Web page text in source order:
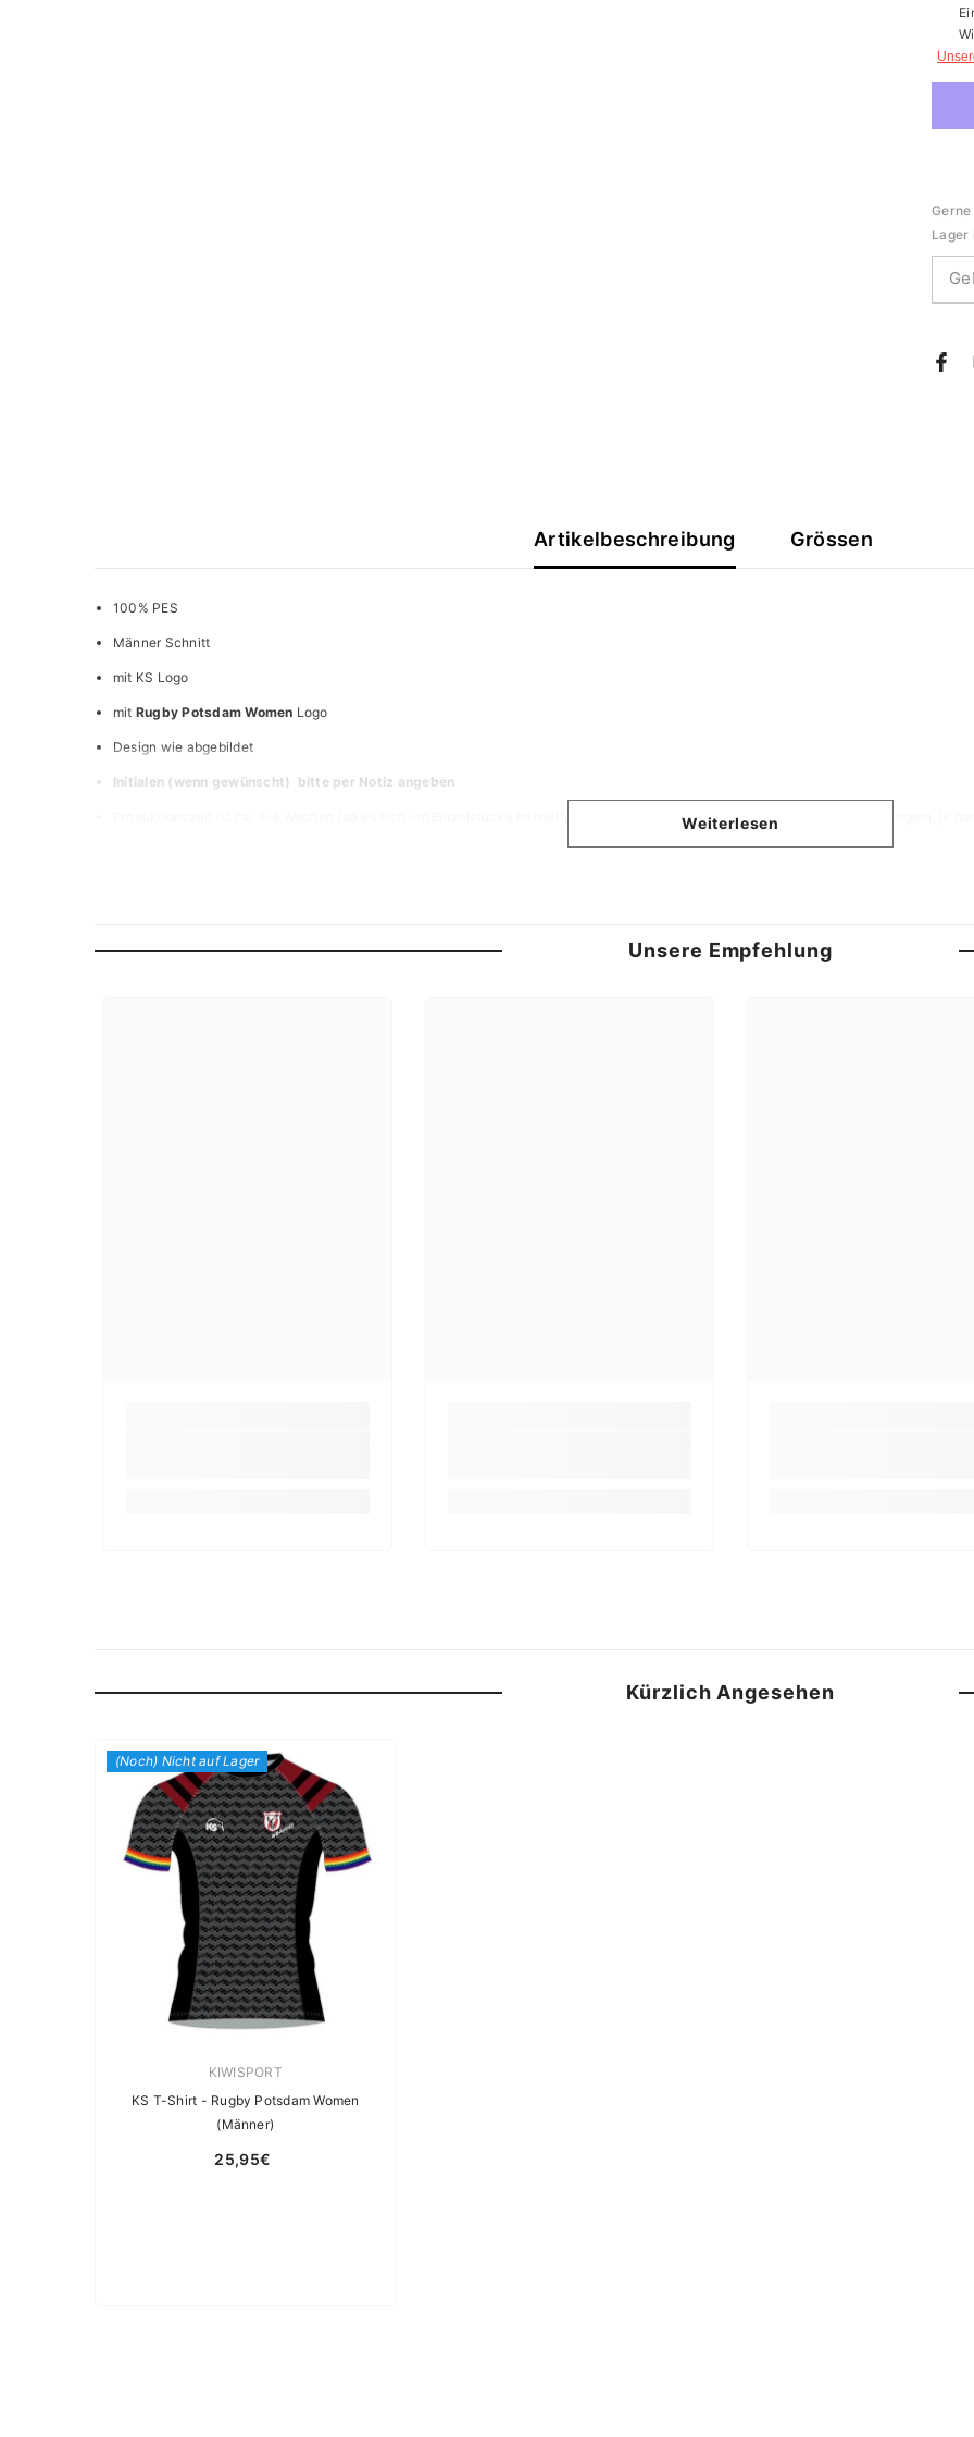
Lager
Artikelbeschreibung Grössen
100% PES
Männer Schnitt
mit KS Logo
mit Rugby Potsdam Women Logo
Design wie abgebildet
Initialen (wenn gewünscht) bitte per Notiz angeben
Produktionszeit ist ca. 6-8 Wochen (da es sich um Einzelstücke handelt, kann sich die Produktionszeit ggf. auch etwas verlängern, je
Weiterlesen
Unsere Empfehlung
Kürzlich Angesehen
(Noch) Nicht auf Lager
Verkäuferin:
KIWISPORT
KS T-Shirt - Rugby Potsdam Women
(Männer)
25,95€